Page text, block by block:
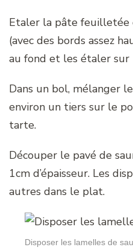
Etaler la pâte
(avec des bords assez
au fond et les étaler
Dans un bol, mélanger
environ un tiers sur le
tarte.
Découper le pavé de
1cm d’épaisseur. Les
autres dans le plat.
Disposer les lamelles de